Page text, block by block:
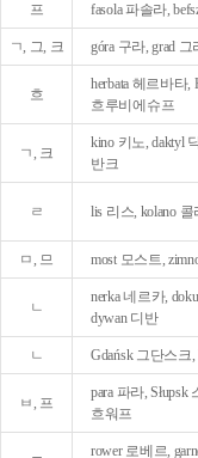
프 fasola 파솔라,
ㄱ, 그, 크 góra 구라, grad
흐
herbata 헤르바타,
흐루비에슈프
ㄱ, 크
kino 키노, daktyl
반크
ㄹ lis 리스, kolano
ㅁ, 므 most 모스트,
ㄴ
nerka 네르카,
dywan 디반
ㄴ Gdańsk 그단스크,
ㅂ, 프
para 파라, Słupsk
흐워프
rower 로베르,